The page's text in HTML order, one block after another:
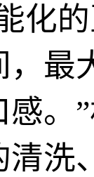
化
，最
。
洗